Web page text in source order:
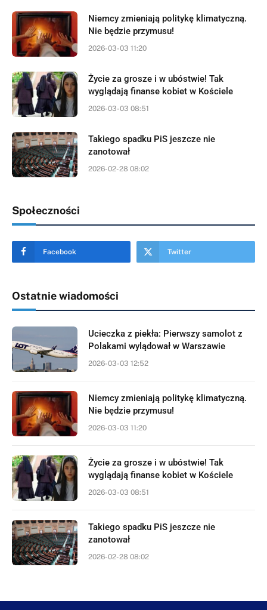
Niemcy zmieniają politykę klimatyczną.
Nie będzie przymusu!
2026-03-03 11:20
Życie za grosze i w ubóstwie! Tak
wyglądają finanse kobiet w Kościele
2026-03-03 08:51
Takiego spadku PiS jeszcze nie
zanotował
2026-02-28 08:02
Społeczności
Facebook Twitter
Ostatnie wiadomości
Ucieczka z piekła: Pierwszy samolot z
Polakami wylądował w Warszawie
2026-03-03 12:52
Niemcy zmieniają politykę klimatyczną.
Nie będzie przymusu!
2026-03-03 11:20
Życie za grosze i w ubóstwie! Tak
wyglądają finanse kobiet w Kościele
2026-03-03 08:51
Takiego spadku PiS jeszcze nie
zanotował
2026-02-28 08:02